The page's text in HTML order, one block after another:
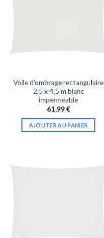
Voile d’ombrage rectangulaire
2,5 x 4,5 m blanc
imperméable
61,99€
AJOUTER AU PANIER